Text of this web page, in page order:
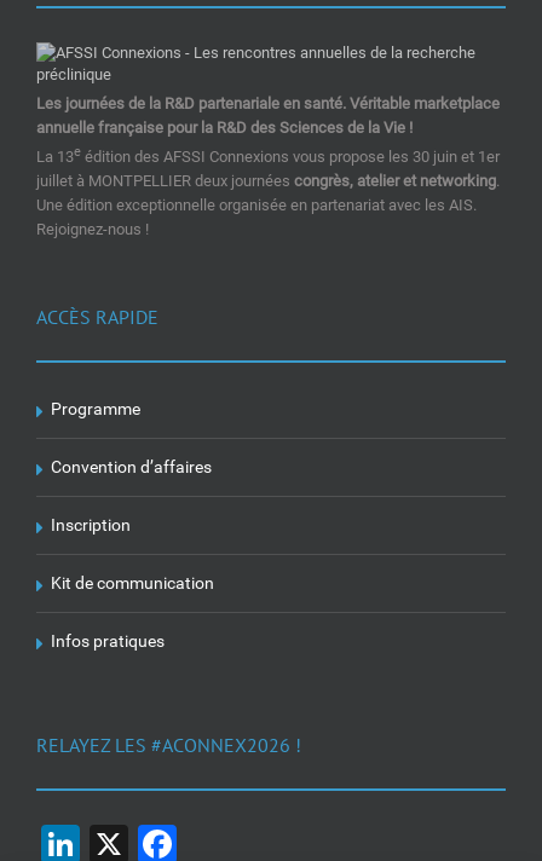
Les journées de la R&D partenariale en santé. Véritable marketplace
annuelle française pour la R&D des Sciences de la Vie !
La 13e édition des AFSSI Connexions vous propose les 30 juin et 1er
juillet à MONTPELLIER deux journées congrès, atelier et networking.
Une édition exceptionnelle organisée en partenariat avec les AIS.
Rejoignez-nous !
ACCÈS RAPIDE
Programme
Convention d’affaires
Inscription
Kit de communication
Infos pratiques
RELAYEZ LES #ACONNEX2026 !
LinkedIn
X